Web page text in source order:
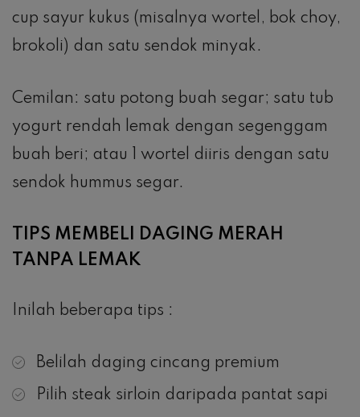
cup sayur kukus (misalnya wortel, bok choy,
brokoli) dan satu sendok minyak.
Cemilan: satu potong buah segar; satu tub
yogurt rendah lemak dengan segenggam
buah beri; atau 1 wortel diiris dengan satu
sendok hummus segar.
TIPS MEMBELI DAGING MERAH
TANPA LEMAK
Inilah beberapa tips :
Belilah daging cincang premium
Pilih steak sirloin daripada pantat sapi